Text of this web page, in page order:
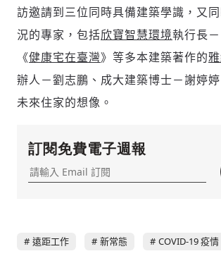
訪邀請到三位同時具備建築學識，又
況的專家，包括欣寶智慧環境執行長
《健康宅在臺灣》等多本建築著作的
辦人－劉志鵬、成大建築博士－謝婷
未來住家的想像。
訂閱免費電子週報
遠距工作 新常態 COVID-19 疫情